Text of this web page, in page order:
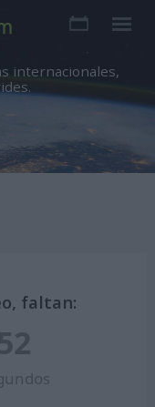
internacionales,
faltan: